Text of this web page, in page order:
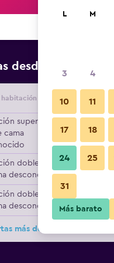
desde Oferta
habitación
superior,
cama
doble, tipo
desconocido
doble, tipo
desconocido
más de Hotel Lowietje
L M
3 4
10 11
17 18
24 25
31
Más barato